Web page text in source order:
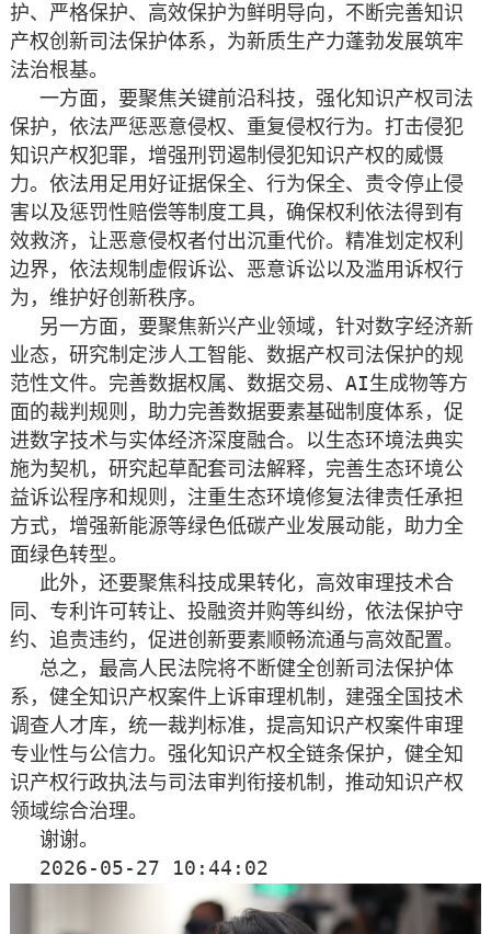
护、严格保护、高效保护为鲜明导向，不断完善知识
产权创新司法保护体系，为新质生产力蓬勃发展筑牢
法治根基。
一方面，要聚焦关键前沿科技，强化知识产权司法
保护，依法严惩恶意侵权、重复侵权行为。打击侵犯
知识产权犯罪，增强刑罚遏制侵犯知识产权的威慑
力。依法用足用好证据保全、行为保全、责令停止侵
害以及惩罚性赔偿等制度工具，确保权利依法得到有
效救济，让恶意侵权者付出沉重代价。精准划定权利
边界，依法规制虚假诉讼、恶意诉讼以及滥用诉权行
为，维护好创新秩序。
另一方面，要聚焦新兴产业领域，针对数字经济新
业态，研究制定涉人工智能、数据产权司法保护的规
范性文件。完善数据权属、数据交易、AI生成物等方
面的裁判规则，助力完善数据要素基础制度体系，促
进数字技术与实体经济深度融合。以生态环境法典实
施为契机，研究起草配套司法解释，完善生态环境公
益诉讼程序和规则，注重生态环境修复法律责任承担
方式，增强新能源等绿色低碳产业发展动能，助力全
面绿色转型。
此外，还要聚焦科技成果转化，高效审理技术合
同、专利许可转让、投融资并购等纠纷，依法保护守
约、追责违约，促进创新要素顺畅流通与高效配置。
总之，最高人民法院将不断健全创新司法保护体
系，健全知识产权案件上诉审理机制，建强全国技术
调查人才库，统一裁判标准，提高知识产权案件审理
专业性与公信力。强化知识产权全链条保护，健全知
识产权行政执法与司法审判衔接机制，推动知识产权
领域综合治理。
谢谢。
2026-05-27 10:44:02